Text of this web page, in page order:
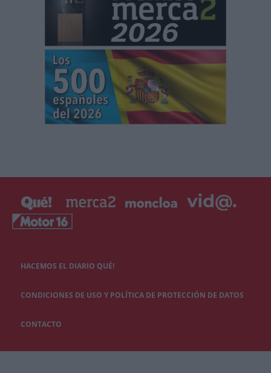
HACEMOS EL DIARIO QUÉ!
CONDICIONES DE USO Y POLÍTICA DE PROTECCIÓN DE DATOS
CONTACTO